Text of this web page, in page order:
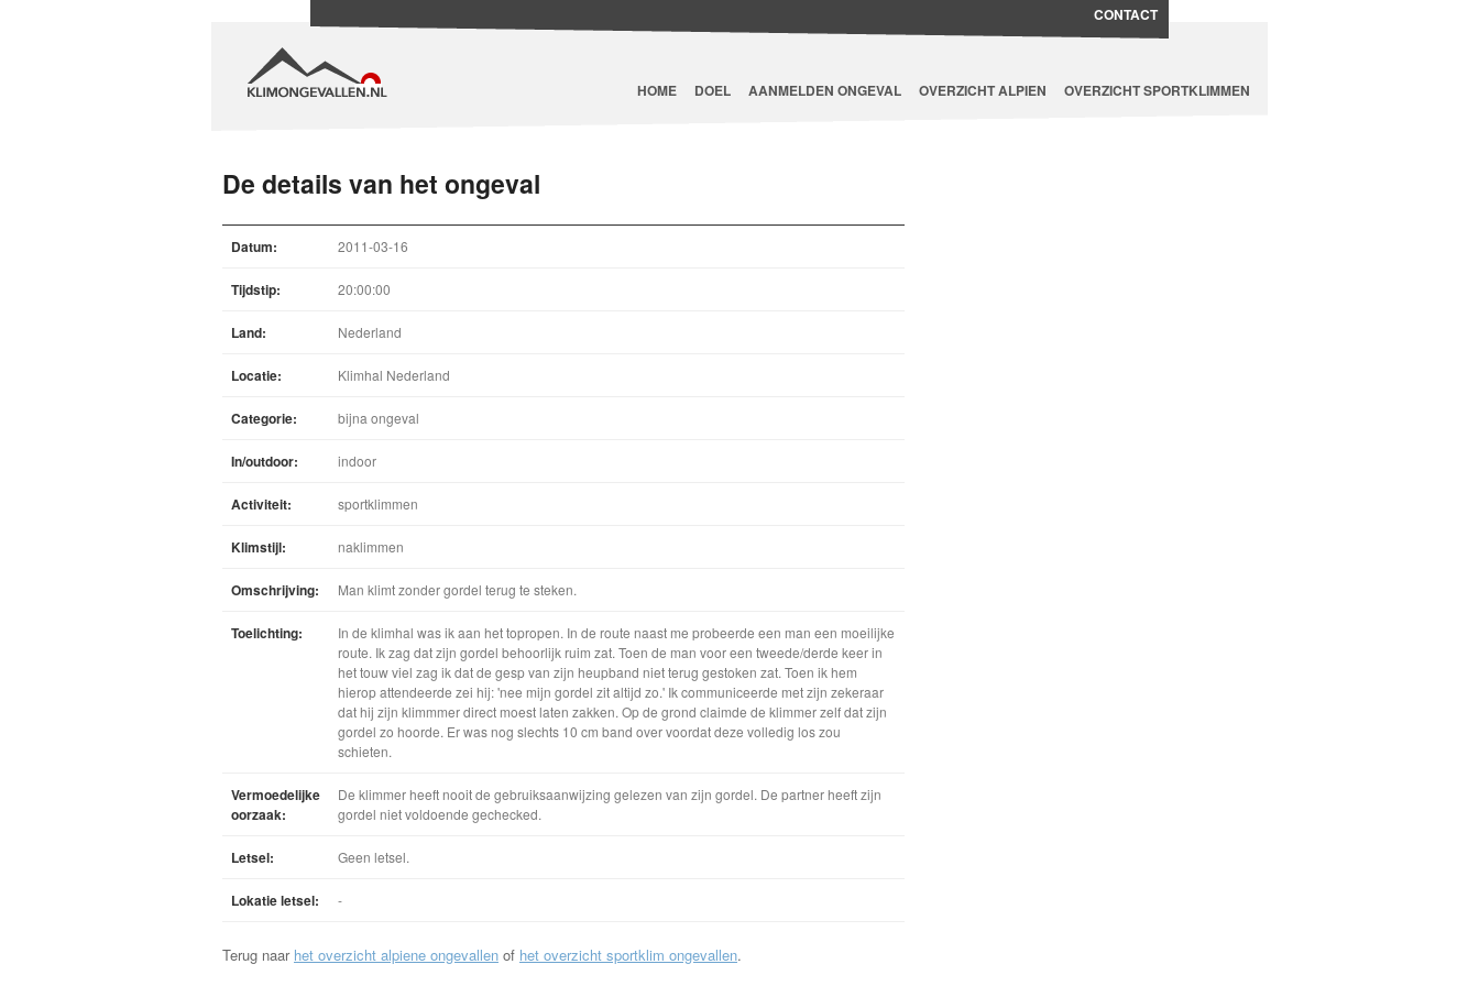
HOME DOEL AANMELDEN ONGEVAL OVERZICHT ALPIEN OVERZICHT SPORTKLIMMEN
CONTACT
De details van het ongeval
Datum: 2011-03-16
Tijdstip: 20:00:00
Land: Nederland
Locatie: Klimhal Nederland
Categorie: bijna ongeval
In/outdoor: indoor
Activiteit: sportklimmen
Klimstijl: naklimmen
Omschrijving: Man klimt zonder gordel terug te steken.
Toelichting:
In de klimhal was ik aan het topropen. In de route naast me probeerde een man een moeilijke
route. Ik zag dat zijn gordel behoorlijk ruim zat. Toen de man voor een tweede/derde keer in
het touw viel zag ik dat de gesp van zijn heupband niet terug gestoken zat. Toen ik hem
hierop attendeerde zei hij: 'nee mijn gordel zit altijd zo.' Ik communiceerde met zijn zekeraar
dat hij zijn klimmmer direct moest laten zakken. Op de grond claimde de klimmer zelf dat zijn
gordel zo hoorde. Er was nog slechts 10 cm band over voordat deze volledig los zou
schieten.
Vermoedelijke
oorzaak:
De klimmer heeft nooit de gebruiksaanwijzing gelezen van zijn gordel. De partner heeft zijn
gordel niet voldoende gechecked.
Letsel: Geen letsel.
Lokatie letsel: -
Terug naar het overzicht alpiene ongevallen of het overzicht sportklim ongevallen.